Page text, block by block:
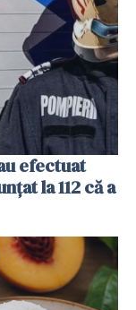
efectuat
la 112 că a